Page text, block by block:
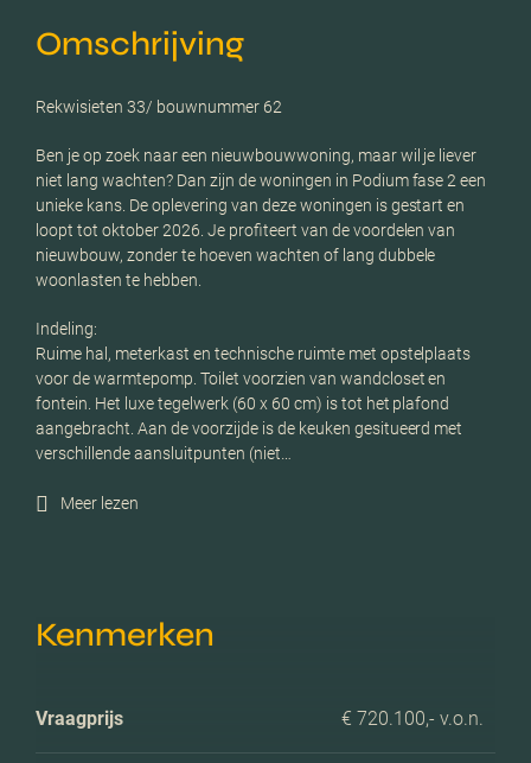
Omschrijving
Rekwisieten 33/ bouwnummer 62
Ben je op zoek naar een nieuwbouwwoning, maar wil je liever
niet lang wachten? Dan zijn de woningen in Podium fase 2 een
unieke kans. De oplevering van deze woningen is gestart en
loopt tot oktober 2026. Je profiteert van de voordelen van
nieuwbouw, zonder te hoeven wachten of lang dubbele
woonlasten te hebben.
Indeling:
Ruime hal, meterkast en technische ruimte met opstelplaats
voor de warmtepomp. Toilet voorzien van wandcloset en
fontein. Het luxe tegelwerk (60 x 60 cm) is tot het plafond
aangebracht. Aan de voorzijde is de keuken gesitueerd met
verschillende aansluitpunten (niet…
Meer lezen
Kenmerken
Vraagprijs € 720.100,- v.o.n.